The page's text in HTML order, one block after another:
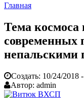
Главная
Тема космоса
современных
непальскими
Создать: 10/24/2018
Автор: admin